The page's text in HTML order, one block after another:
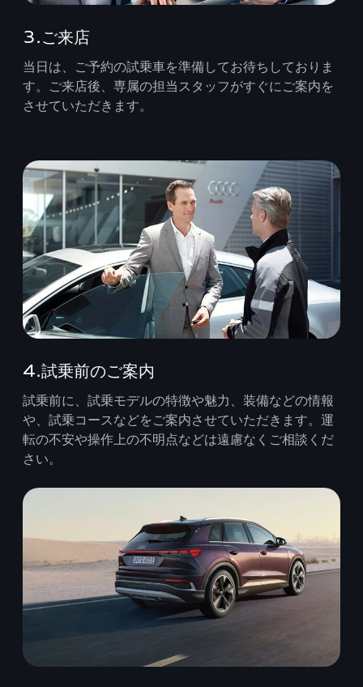
3.ご来店
当日は、ご予約の試乗車を準備してお待ちしておりま
す。ご来店後、専属の担当スタッフがすぐにご案内を
させていただきます。
4.試乗前のご案内
試乗前に、試乗モデルの特徴や魅力、装備などの情報
や、試乗コースなどをご案内させていただきます。運
転の不安や操作上の不明点などは遠慮なくご相談くだ
さい。